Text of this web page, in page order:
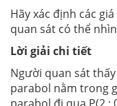
Hãy xác định các
quan sát có thể
Lời giải chi tiết
Người quan sát
parabol nằm trong